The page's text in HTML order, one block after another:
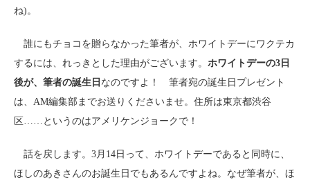
ね)。
誰にもチョコを贈らなかった筆者が、ホワイトデーにワクテカ
するには、れっきとした理由がございます。 ホワイトデーの3日
後が、筆者の誕生日 なのですよ！ 筆者宛の誕生日プレゼント
は、AM編集部までお送りくださいませ。住所は東京都渋谷
区……というのはアメリケンジョークで！
話を戻します。3月14日って、ホワイトデーであると同時に、
ほしのあきさんのお誕生日でもあるんですよね。なぜ筆者が、ほ